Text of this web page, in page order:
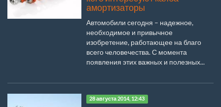
амортизаторы
Автомобили сегодня – надежное,
необходимое и привычное
изобретение, работающее на благо
всего человечества. С момента
появления этих важных и полезных...
28 августа 2014, 12:43